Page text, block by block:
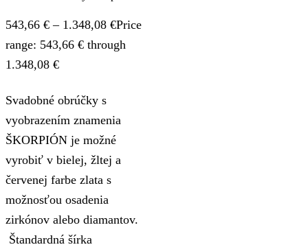
543,66 € – 1.348,08 €Price
range: 543,66 € through
1.348,08 €
Svadobné obrúčky s
vyobrazením znamenia
ŠKORPIÓN je možné
vyrobiť v bielej, žltej a
červenej farbe zlata s
možnosťou osadenia
zirkónov alebo diamantov.
Štandardná šírka